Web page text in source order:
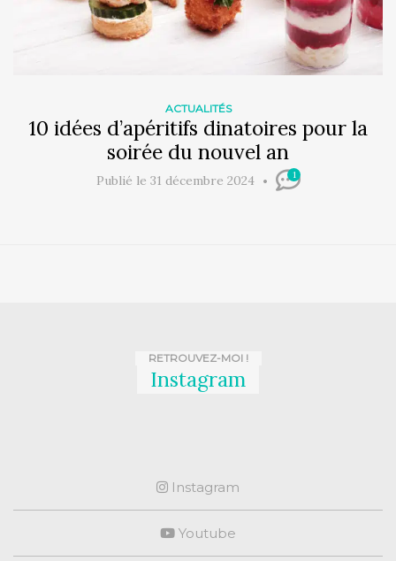
ACTUALITÉS
10 idées d’apéritifs dinatoires pour la
soirée du nouvel an
Publié le 31 décembre 2024 1
RETROUVEZ-MOI !
Instagram
Instagram
Youtube